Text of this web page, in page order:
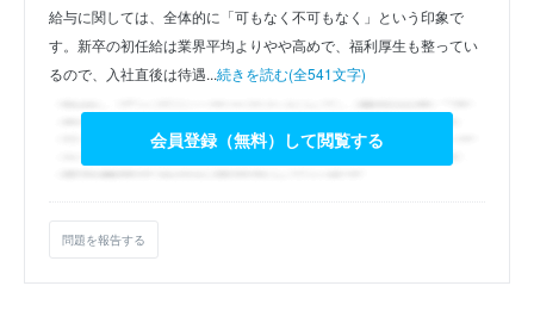
給与に関しては、全体的に「可もなく不可もなく」という印象で
す。新卒の初任給は業界平均よりやや高めで、福利厚生も整ってい
るので、入社直後は待遇...続きを読む(全541文字)
会員登録（無料）して閲覧する
問題を報告する